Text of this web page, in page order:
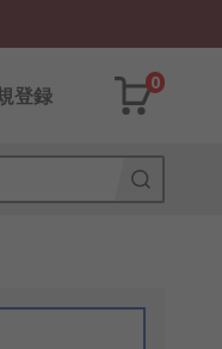
登録
0